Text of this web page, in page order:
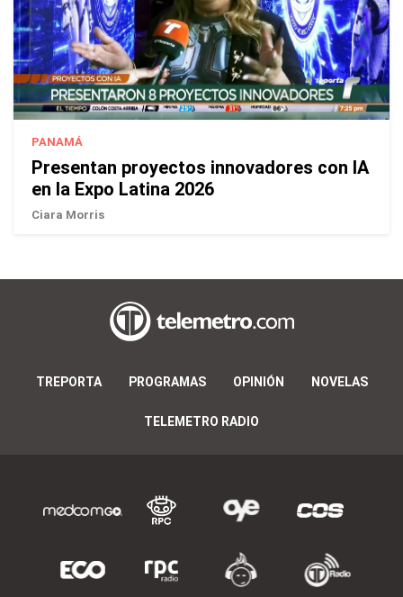
PANAMÁ
Presentan proyectos innovadores con IA
en la Expo Latina 2026
Ciara Morris
TREPORTA PROGRAMAS OPINIÓN NOVELAS
TELEMETRO RADIO